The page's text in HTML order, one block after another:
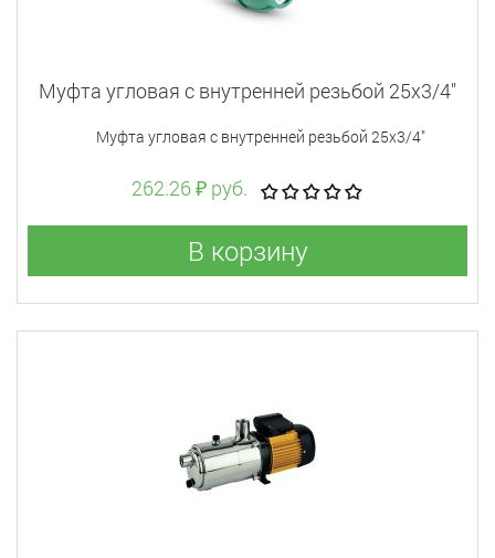
Муфта угловая c внутренней резьбой 25x3/4"
Муфта угловая c внутренней резьбой 25x3/4"
262.26 ₽ руб.
В корзину